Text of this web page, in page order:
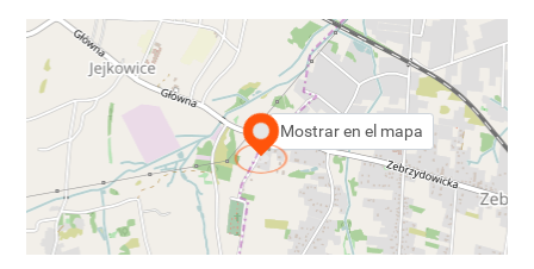
Mostrar en el mapa